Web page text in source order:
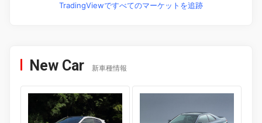
TradingViewですべてのマーケットを追跡
New Car 新車種情報